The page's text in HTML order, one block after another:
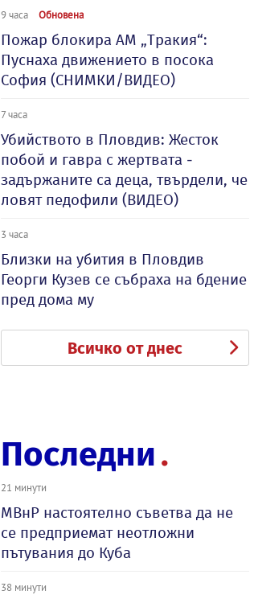
9 часа Обновена
Пожар блокира АМ „Тракия“:
Пуснаха движението в посока
София (СНИМКИ/ВИДЕО)
7 часа
Убийството в Пловдив: Жесток
побой и гавра с жертвата -
задържаните са деца, твърдели, че
ловят педофили (ВИДЕО)
3 часа
Близки на убития в Пловдив
Георги Кузев се събраха на бдение
пред дома му
Всичко от днес
Последни
21 минути
МВнР настоятелно съветва да не
се предприемат неотложни
пътувания до Куба
38 минути